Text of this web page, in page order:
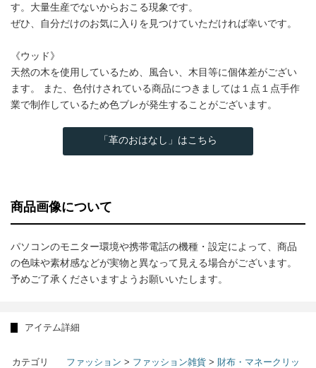
す。大量生産でないからおこる現象です。
ぜひ、自分だけのお気に入りを見つけていただければ幸いです。
《ウッド》
天然の木を使用しているため、風合い、木目等に個体差がござい
ます。 また、色付けされている商品につきましては１点１点手作
業で制作しているため色ブレが発生することがございます。
「革のおはなし」はこちら
商品画像について
パソコンのモニター環境や携帯電話の機種・設定によって、商品
の色味や素材感などが実物と異なって見える場合がございます。
予めご了承くださいますようお願いいたします。
アイテム詳細
カテゴリ ファッション > ファッション雑貨 > 財布・マネークリッ